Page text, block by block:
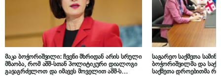
მაკა ბოჭორიშვილი: ჩვენი მხრიდან არის სრული
მზაობა, რომ აშშ-სთან პოლიტიკური დიალოგი
გავაგრძელოთ და იმავეს მოველით აშშ-ს
საგარეო საქმეთა
ბოჭორიშვილმა და
საქმეთა დროებითმა